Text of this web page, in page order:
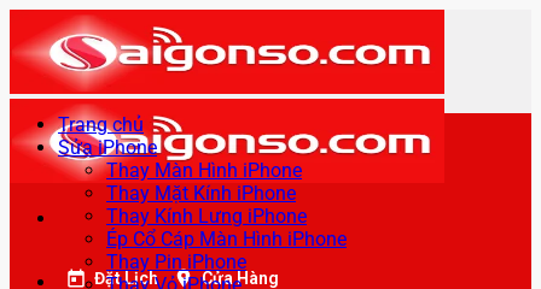
qua
nội
dung
Đặt Lịch Cửa Hàng
Trang chủ
Sửa iPhone
Thay Màn Hình iPhone
Thay Mặt Kính iPhone
Thay Kính Lưng iPhone
Ép Cổ Cáp Màn Hình iPhone
Thay Pin iPhone